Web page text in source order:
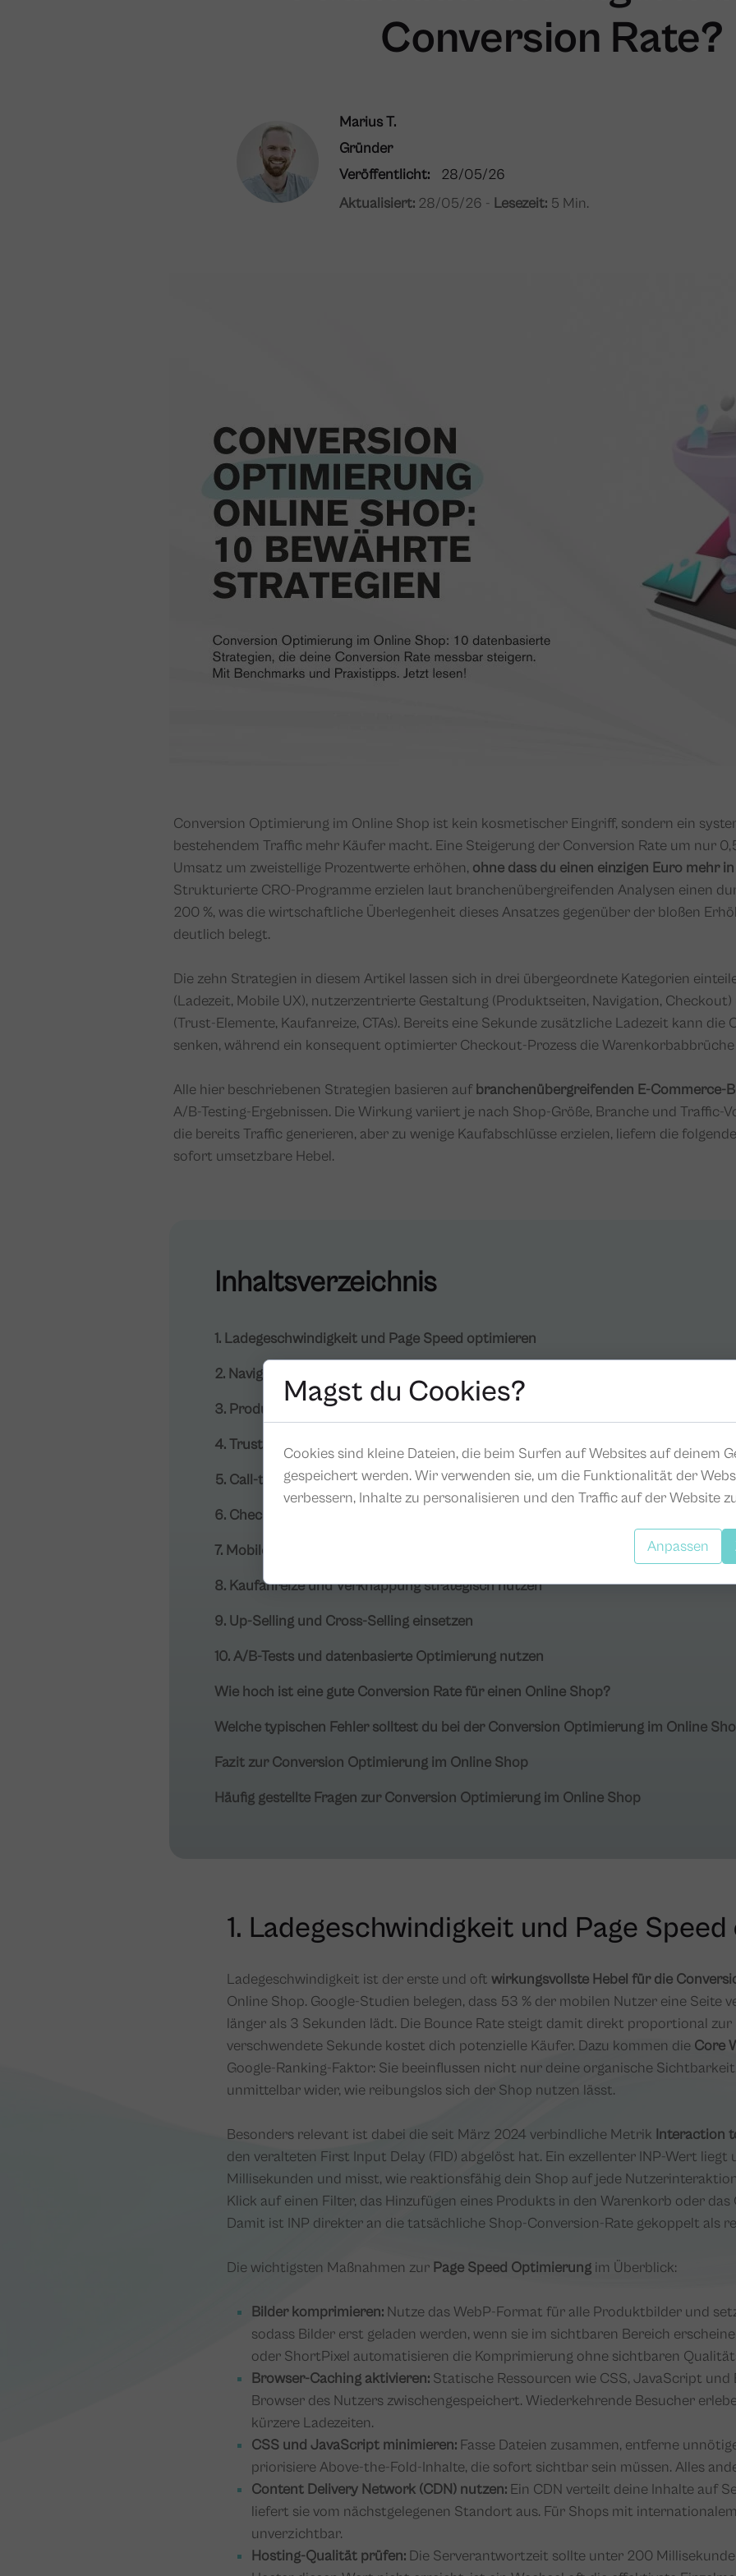
Conversion Rate?
Marius T.
Gründer
Veröffentlicht:
28/05/26
Aktualisiert: 28/05/26 - Lesezeit: 5 Min.
Conversion Optimierung im Online Shop ist kein kosmetischer Eingriff, sondern ein
bestehendem Traffic mehr Käufer macht. Eine Steigerung der Conversion Rate um nur
Umsatz um zweistellige Prozentwerte erhöhen, ohne dass du einen einzigen Euro mehr
Strukturierte CRO-Programme erzielen laut branchenübergreifenden Analysen einen
200 %, was die wirtschaftliche Überlegenheit dieses Ansatzes gegenüber der bloßen
deutlich belegt.
Die zehn Strategien in diesem Artikel lassen sich in drei übergeordnete Kategorien
(Ladezeit, Mobile UX), nutzerzentrierte Gestaltung (Produktseiten, Navigation,
(Trust-Elemente, Kaufanreize, CTAs). Bereits eine Sekunde zusätzliche Ladezeit kann die
senken, während ein konsequent optimierter Checkout-Prozess die
Alle hier beschriebenen Strategien basieren auf branchenübergreifenden E-Commerce-
A/B-Testing-Ergebnissen. Die Wirkung variiert je nach Shop-Größe, Branche und Traffic-
die bereits Traffic generieren, aber zu wenige Kaufabschlüsse erzielen, liefern die
sofort umsetzbare Hebel.
1. Ladegeschwindigkeit und Page Speed optimieren
2. Navigation und Seitenstruktur verbessern
3. Produktseiten überzeugend gestalten
4. Trust-Elemente und Social Proof einsetzen
5. Call-to-Actions gezielt optimieren
6. Checkout-Prozess vereinfachen
7. Mobile Nutzererfahrung sicherstellen
8. Kaufanreize und Verknappung strategisch nutzen
9. Up-Selling und Cross-Selling einsetzen
10. A/B-Tests und datenbasierte Optimierung nutzen
Wie hoch ist eine gute Conversion Rate für einen Online Shop?
Welche typischen Fehler solltest du bei der Conversion Optimierung im Online
Fazit zur Conversion Optimierung im Online Shop
Häufig gestellte Fragen zur Conversion Optimierung im Online Shop
Inhaltsverzeichnis
1. Ladegeschwindigkeit und Page
Ladegeschwindigkeit ist der erste und oft wirkungsvollste Hebel für die
Online Shop. Google-Studien belegen, dass 53 % der mobilen Nutzer eine Seite
länger als 3 Sekunden lädt. Die Bounce Rate steigt damit direkt proportional zur
verschwendete Sekunde kostet dich potenzielle Käufer. Dazu kommen die Core
Google-Ranking-Faktor: Sie beeinflussen nicht nur deine organische
unmittelbar wider, wie reibungslos sich der Shop nutzen lässt.
Besonders relevant ist dabei die seit März 2024 verbindliche Metrik Interaction
den veralteten First Input Delay (FID) abgelöst hat. Ein exzellenter INP-Wert liegt
Millisekunden und misst, wie reaktionsfähig dein Shop auf jede
Klick auf einen Filter, das Hinzufügen eines Produkts in den Warenkorb oder das
Damit ist INP direkter an die tatsächliche Shop-Conversion-Rate gekoppelt als
Die wichtigsten Maßnahmen zur Page Speed Optimierung im Überblick:
Bilder komprimieren: Nutze das WebP-Format für alle Produktbilder und
sodass Bilder erst geladen werden, wenn sie im sichtbaren Bereich
oder ShortPixel automatisieren die Komprimierung ohne sichtbaren
Browser-Caching aktivieren: Statische Ressourcen wie CSS, JavaScript und
Browser des Nutzers zwischengespeichert. Wiederkehrende Besucher
kürzere Ladezeiten.
CSS und JavaScript minimieren: Fasse Dateien zusammen, entferne
priorisiere Above-the-Fold-Inhalte, die sofort sichtbar sein müssen. Alles
Content Delivery Network (CDN) nutzen: Ein CDN verteilt deine Inhalte auf
liefert sie vom nächstgelegenen Standort aus. Für Shops mit
unverzichtbar.
Hosting-Qualität prüfen: Die Serverantwortzeit sollte unter 200
Magst du Cookies?
Cookies sind kleine Dateien, die beim Surfen auf Websites auf deinem
gespeichert werden. Wir verwenden sie, um die Funktionalität der
verbessern, Inhalte zu personalisieren und den Traffic auf der Website
Anpassen